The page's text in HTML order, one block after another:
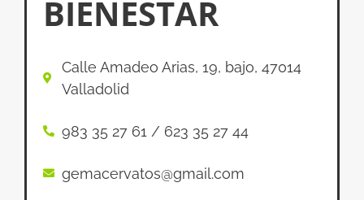
BIENESTAR
Calle Amadeo Arias, 19, bajo, 47014
Valladolid
983 35 27 61 / 623 35 27 44
gemacervatos@gmail.com